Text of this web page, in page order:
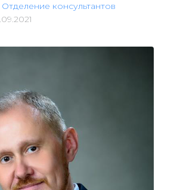
Отделение консультантов